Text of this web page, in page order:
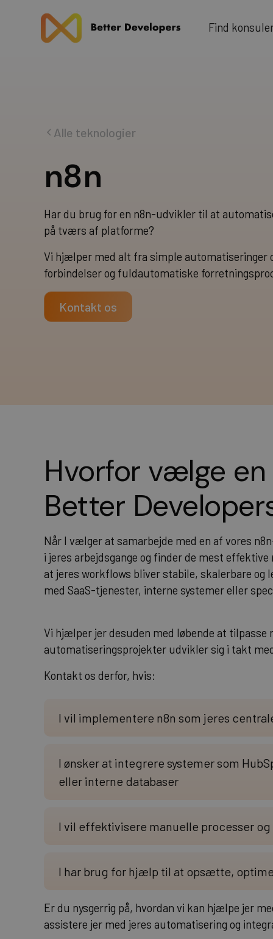
Find konsule
Alle teknologier
n8n
Har du brug for en n8n-udvikler til at
på tværs af platforme?
Vi hjælper med alt fra simple automatiseringer
forbindelser og fuldautomatiske
Kontakt os
Hvorfor vælge
Better
Når I vælger at samarbejde med en af vores
i jeres arbejdsgange og finder de mest
at jeres workflows bliver stabile, skalerbare og
med SaaS-tjenester, interne systemer eller
Vi hjælper jer desuden med løbende at tilpasse
automatiseringsprojekter udvikler sig i takt
Kontakt os derfor, hvis:
I vil implementere n8n som jeres
I ønsker at integrere systemer som
eller interne databaser
I vil effektivisere manuelle processer
I har brug for hjælp til at opsætte,
Er du nysgerrig på, hvordan vi kan hjælpe jer
assistere jer med jeres automatisering og